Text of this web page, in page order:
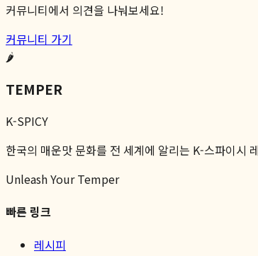
커뮤니티에서 의견을 나눠보세요!
커뮤니티 가기
🌶️
TEMPER
K-SPICY
한국의 매운맛 문화를 전 세계에 알리는 K-스파이시
Unleash Your Temper
빠른 링크
레시피